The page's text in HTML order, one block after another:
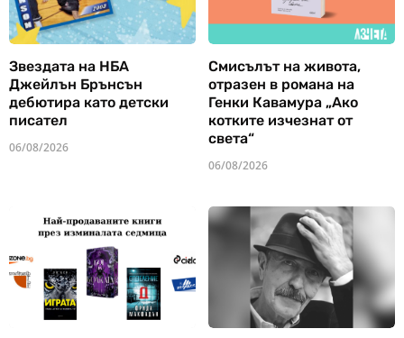
Звездата на НБА
Джейлън Брънсън
дебютира като детски
писател
06/08/2026
Смисълът на живота,
отразен в романа на
Генки Кавамура „Ако
котките изчезнат от
света“
06/08/2026